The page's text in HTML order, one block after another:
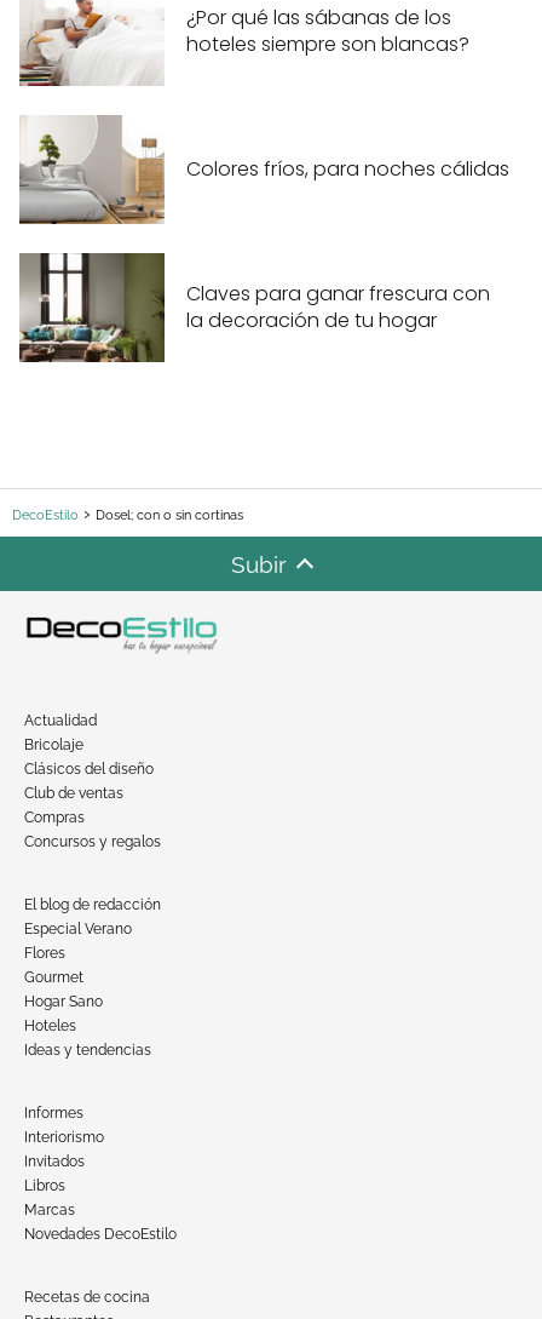
¿Por qué las sábanas de los
hoteles siempre son blancas?
Colores fríos, para noches cálidas
Claves para ganar frescura con
la decoración de tu hogar
DecoEstilo Dosel; con o sin cortinas
Subir
Actualidad
Bricolaje
Clásicos del diseño
Club de ventas
Compras
Concursos y regalos
El blog de redacción
Especial Verano
Flores
Gourmet
Hogar Sano
Hoteles
Ideas y tendencias
Informes
Interiorismo
Invitados
Libros
Marcas
Novedades DecoEstilo
Recetas de cocina